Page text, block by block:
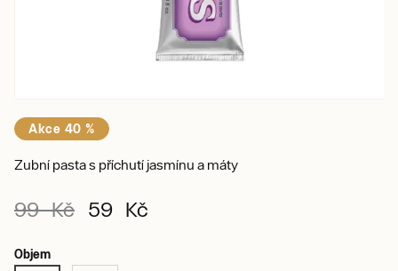
Akce 40 %
Zubní pasta s příchutí jasmínu a máty
99 Kč 59 Kč
Objem